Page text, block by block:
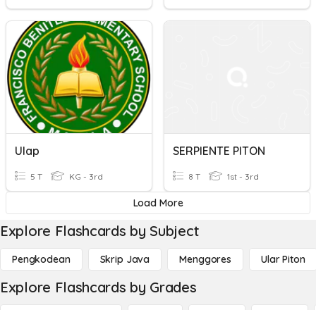
Ulap
5 T KG - 3rd
SERPIENTE PITON
8 T 1st - 3rd
Load More
Explore Flashcards by Subject
Pengkodean Skrip Java Menggores Ular Piton
Explore Flashcards by Grades